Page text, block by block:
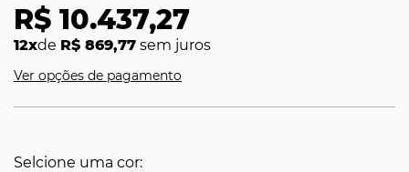
R$ 10.437,27
12xde R$ 869,77 sem juros
Ver opções de pagamento
Selcione uma cor